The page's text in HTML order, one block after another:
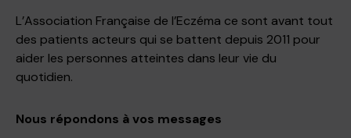
L’Association Française de l’Eczéma ce sont avant tout
des patients acteurs qui se battent depuis 2011 pour
aider les personnes atteintes dans leur vie du
quotidien.
Nous répondons à vos messages